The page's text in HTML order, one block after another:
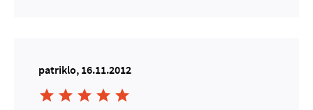
patriklo, 16.11.2012
    